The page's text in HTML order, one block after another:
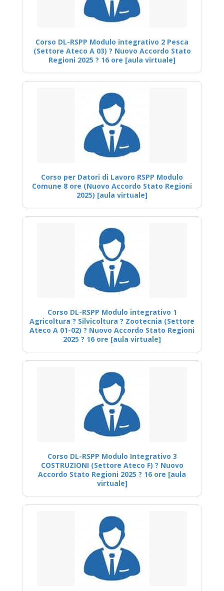
Corso DL-RSPP Modulo integrativo 2 Pesca
(Settore Ateco A 03) ? Nuovo Accordo Stato
Regioni 2025 ? 16 ore [aula virtuale]
Corso per Datori di Lavoro RSPP Modulo
Comune 8 ore (Nuovo Accordo Stato Regioni
2025) [aula virtuale]
Corso DL-RSPP Modulo integrativo 1
Agricoltura ? Silvicoltura ? Zootecnia (Settore
Ateco A 01-02) ? Nuovo Accordo Stato Regioni
2025 ? 16 ore [aula virtuale]
Corso DL-RSPP Modulo Integrativo 3
COSTRUZIONI (Settore Ateco F) ? Nuovo
Accordo Stato Regioni 2025 ? 16 ore [aula
virtuale]